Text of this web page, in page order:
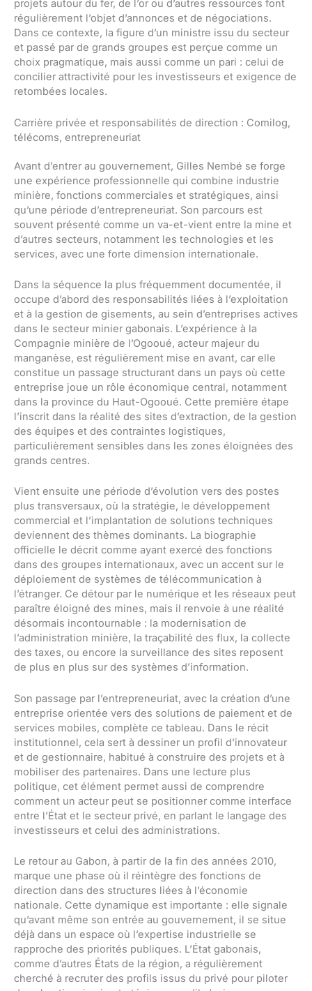
projets autour du fer, de l’or ou d’autres ressources font
régulièrement l’objet d’annonces et de négociations.
Dans ce contexte, la figure d’un ministre issu du secteur
et passé par de grands groupes est perçue comme un
choix pragmatique, mais aussi comme un pari : celui de
concilier attractivité pour les investisseurs et exigence de
retombées locales.
Carrière privée et responsabilités de direction : Comilog,
télécoms, entrepreneuriat
Avant d’entrer au gouvernement, Gilles Nembé se forge
une expérience professionnelle qui combine industrie
minière, fonctions commerciales et stratégiques, ainsi
qu’une période d’entrepreneuriat. Son parcours est
souvent présenté comme un va-et-vient entre la mine et
d’autres secteurs, notamment les technologies et les
services, avec une forte dimension internationale.
Dans la séquence la plus fréquemment documentée, il
occupe d’abord des responsabilités liées à l’exploitation
et à la gestion de gisements, au sein d’entreprises actives
dans le secteur minier gabonais. L’expérience à la
Compagnie minière de l’Ogooué, acteur majeur du
manganèse, est régulièrement mise en avant, car elle
constitue un passage structurant dans un pays où cette
entreprise joue un rôle économique central, notamment
dans la province du Haut-Ogooué. Cette première étape
l’inscrit dans la réalité des sites d’extraction, de la gestion
des équipes et des contraintes logistiques,
particulièrement sensibles dans les zones éloignées des
grands centres.
Vient ensuite une période d’évolution vers des postes
plus transversaux, où la stratégie, le développement
commercial et l’implantation de solutions techniques
deviennent des thèmes dominants. La biographie
officielle le décrit comme ayant exercé des fonctions
dans des groupes internationaux, avec un accent sur le
déploiement de systèmes de télécommunication à
l’étranger. Ce détour par le numérique et les réseaux peut
paraître éloigné des mines, mais il renvoie à une réalité
désormais incontournable : la modernisation de
l’administration minière, la traçabilité des flux, la collecte
des taxes, ou encore la surveillance des sites reposent
de plus en plus sur des systèmes d’information.
Son passage par l’entrepreneuriat, avec la création d’une
entreprise orientée vers des solutions de paiement et de
services mobiles, complète ce tableau. Dans le récit
institutionnel, cela sert à dessiner un profil d’innovateur
et de gestionnaire, habitué à construire des projets et à
mobiliser des partenaires. Dans une lecture plus
politique, cet élément permet aussi de comprendre
comment un acteur peut se positionner comme interface
entre l’État et le secteur privé, en parlant le langage des
investisseurs et celui des administrations.
Le retour au Gabon, à partir de la fin des années 2010,
marque une phase où il réintègre des fonctions de
direction dans des structures liées à l’économie
nationale. Cette dynamique est importante : elle signale
qu’avant même son entrée au gouvernement, il se situe
déjà dans un espace où l’expertise industrielle se
rapproche des priorités publiques. L’État gabonais,
comme d’autres États de la région, a régulièrement
cherché à recruter des profils issus du privé pour piloter